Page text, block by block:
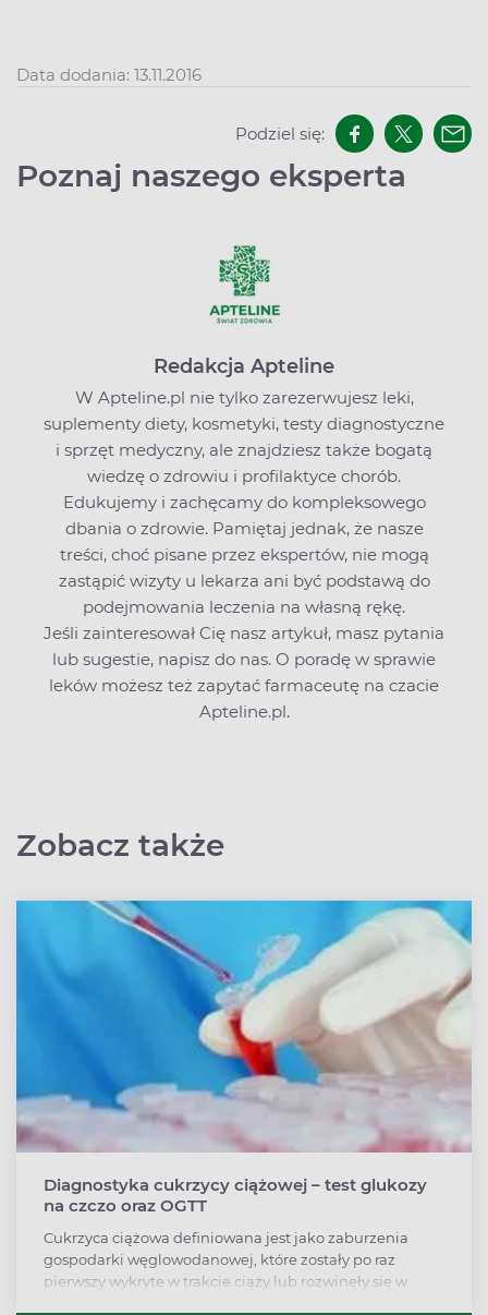
Data dodania: 13.11.2016
Podziel się:
Poznaj naszego eksperta
Redakcja Apteline
W Apteline.pl nie tylko zarezerwujesz leki,
suplementy diety, kosmetyki, testy diagnostyczne
i sprzęt medyczny, ale znajdziesz także bogatą
wiedzę o zdrowiu i profilaktyce chorób.
Edukujemy i zachęcamy do kompleksowego
dbania o zdrowie. Pamiętaj jednak, że nasze
treści, choć pisane przez ekspertów, nie mogą
zastąpić wizyty u lekarza ani być podstawą do
podejmowania leczenia na własną rękę.
Jeśli zainteresował Cię nasz artykuł, masz pytania
lub sugestie, napisz do nas. O poradę w sprawie
leków możesz też zapytać farmaceutę na czacie
Apteline.pl.
Zobacz także
Diagnostyka cukrzycy ciążowej – test glukozy
na czczo oraz OGTT
Cukrzyca ciążowa definiowana jest jako zaburzenia
gospodarki węglowodanowej, które zostały po raz
pierwszy wykryte w trakcie ciąży lub rozwinęły się w